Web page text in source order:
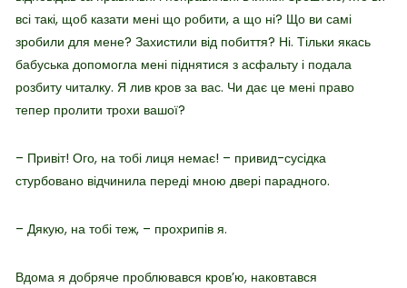
всі такі, щоб казати мені що робити, а що ні? Що ви самі
зробили для мене? Захистили від побиття? Ні. Тільки якась
бабуська допомогла мені піднятися з асфальту і подала
розбиту читалку. Я лив кров за вас. Чи дає це мені право
тепер пролити трохи вашої?
– Привіт! Ого, на тобі лиця немає! – привид-сусідка
стурбовано відчинила переді мною двері парадного.
– Дякую, на тобі теж, – прохрипів я.
Вдома я добряче проблювався кров’ю, наковтався